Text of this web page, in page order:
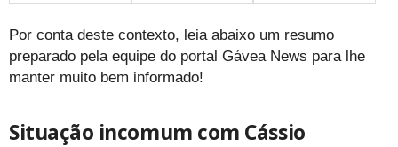
Por conta deste contexto, leia abaixo um resumo
preparado pela equipe do portal Gávea News para lhe
manter muito bem informado!
Situação incomum com Cássio